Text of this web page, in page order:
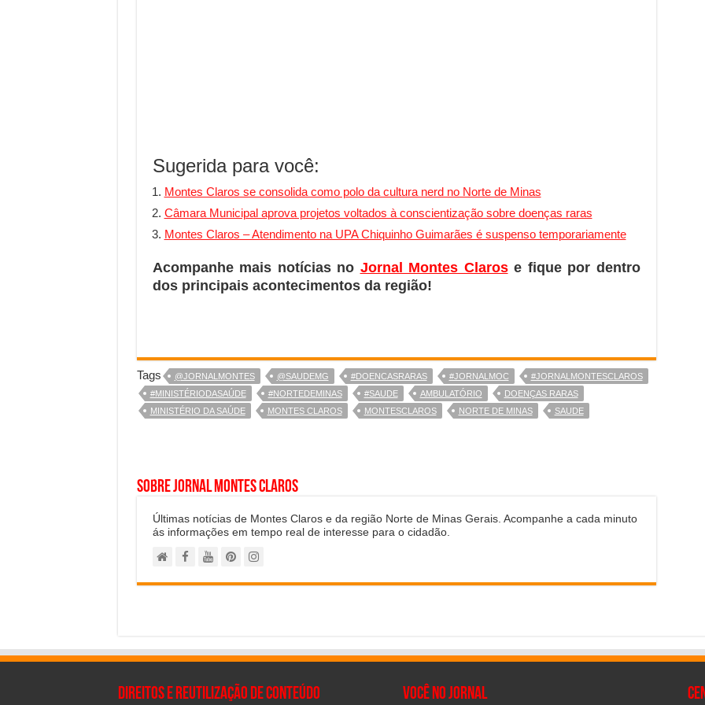
Sugerida para você:
Montes Claros se consolida como polo da cultura nerd no Norte de Minas
Câmara Municipal aprova projetos voltados à conscientização sobre doenças raras
Montes Claros – Atendimento na UPA Chiquinho Guimarães é suspenso temporariamente
Acompanhe mais notícias no Jornal Montes Clarose fique por dentro
dos principais acontecimentos da região!
Tags @JORNALMONTES @SAUDEMG #DOENCASRARAS #JORNALMOC
#JORNALMONTESCLAROS
#MINISTÉRIODASAÚDE
#NORTEDEMINAS #SAUDE AMBULATÓRIO
DOENÇAS RARAS
MINISTÉRIO DA SAÚDE
MONTES CLAROS MONTESCLAROS NORTE DE MINAS SAUDE
Sobre Jornal Montes Claros
Últimas notícias de Montes Claros e da região Norte de Minas Gerais. Acompanhe a cada minuto
ás informações em tempo real de interesse para o cidadão.
Direitos e Reutilização de Conteúdo Você no Jornal